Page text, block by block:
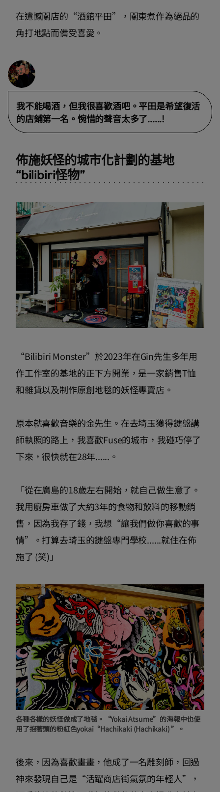
在遺憾關店的“酒館平田”，關東煮作為絕品的
角打地點而備受喜愛。
我不能喝酒，但我很喜歡酒吧。平田是希望復活
的店鋪第一名。惋惜的聲音太多了......!
佈施妖怪的城市化計劃的基地
“bilibiri怪物”
“Bilibiri Monster”於2023年在Gin先生多年用
作工作室的基地的正下方開業，是一家銷售T恤
和雜貨以及制作原創地毯的妖怪專賣店。
原本就喜歡音樂的金先生。在去埼玉獲得鍵盤講
師執照的路上，我喜歡Fuse的城市，我碰巧停了
下來，很快就在28年......。
「從在廣島的18歲左右開始，就自己做生意了。
我用廚房車做了大約3年的食物和飲料的移動銷
售，因為我存了錢，我想“讓我們做你喜歡的事
情”。打算去琦玉的鍵盤專門學校......就住在佈
施了 (笑)」
各種各樣的妖怪做成了地毯。“Yokai Atsume”的海報中也使
用了抱著頭的粉紅色yokai“Hachikaki (Hachikaki) ”。
後來，因為喜歡畫畫，他成了一名雕刻師，回過
神來發現自己是“活躍商店街氣氛的年輕人”，